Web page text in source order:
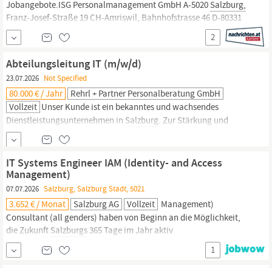
Jobangebote.ISG Personalmanagement GmbH A-5020 Salzburg,
Franz-Josef-Straße 19 CH-Amriswil, Bahnhofstrasse 46 D-80331
München, Herzogspitalstraße 24 Mag. Hannes Maier, M: +43 650
733 55 86 Analyse, Weiterentwicklung und Optimierung
bestehender Cloud-Infrastrukturen Abbildung von
Informationsflüssen und Geschäftsprozessen in effiziente
2
Abteilungsleitung IT (m/w/d)
23.07.2026 Not Specified
80.000 € / Jahr
Rehrl + Partner Personalberatung GmbH
Vollzeit Unser Kunde ist ein bekanntes und wachsendes
Dienstleistungsunternehmen in Salzburg. Zur Stärkung und
Erweiterung derIT
Position Abteilungsleitung
Abteilung in den Bereichen Infrastruktur & Applikationen
Führung...
IT Systems Engineer IAM (Identity- and Access
Management)
07.07.2026 Salzburg, Salzburg Stadt, 5021
3.652 € / Monat Salzburg AG Vollzeit Management)
Consultant (all genders) haben von Beginn an die Möglichkeit,
die Zukunft Salzburgs365 Tage im Jahr aktiv
mitzugestalten.Aufgabenbereich Verantwortung für Betrieb,
Stabilität und Weiterentwicklung zentraler IAM‑Services in einer
1